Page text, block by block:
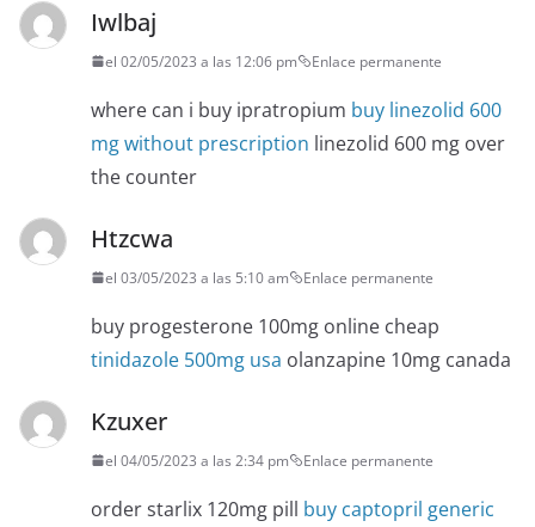
Iwlbaj
el 02/05/2023 a las 12:06 pm Enlace permanente
where can i buy ipratropium buy linezolid 600
mg without prescription linezolid 600 mg over
the counter
Htzcwa
el 03/05/2023 a las 5:10 am Enlace permanente
buy progesterone 100mg online cheap
tinidazole 500mg usa olanzapine 10mg canada
Kzuxer
el 04/05/2023 a las 2:34 pm Enlace permanente
order starlix 120mg pill buy captopril generic